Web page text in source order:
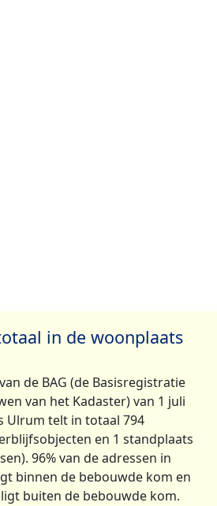
in de woonplaats
de BAG (de Basisregistratie
van het Kadaster) van 1 juli
Ulrum telt in totaal 794
en 1 standplaats
96% van de adressen in
binnen de bebouwde kom en
buiten de bebouwde kom.